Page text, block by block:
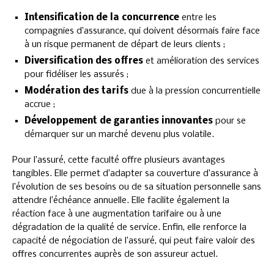
Intensification de la concurrence entre les
compagnies d’assurance, qui doivent désormais faire face
à un risque permanent de départ de leurs clients ;
Diversification des offres et amélioration des services
pour fidéliser les assurés ;
Modération des tarifs due à la pression concurrentielle
accrue ;
Développement de garanties innovantes pour se
démarquer sur un marché devenu plus volatile.
Pour l’assuré, cette faculté offre plusieurs avantages
tangibles. Elle permet d’adapter sa couverture d’assurance à
l’évolution de ses besoins ou de sa situation personnelle sans
attendre l’échéance annuelle. Elle facilite également la
réaction face à une augmentation tarifaire ou à une
dégradation de la qualité de service. Enfin, elle renforce la
capacité de négociation de l’assuré, qui peut faire valoir des
offres concurrentes auprès de son assureur actuel.